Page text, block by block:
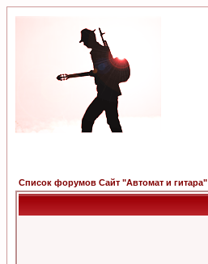
Список форумов Сайт "Автомат и гитара"